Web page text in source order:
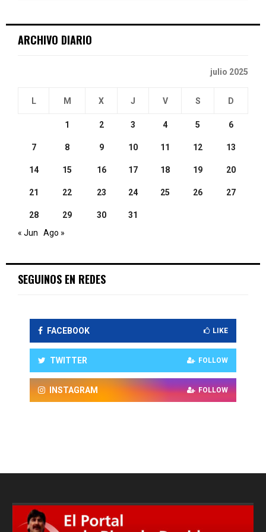
ARCHIVO DIARIO
julio 2025
L M X J V S D
1 2 3 4 5 6
7 8 9 10 11 12 13
14 15 16 17 18 19 20
21 22 23 24 25 26 27
28 29 30
31
« Jun
Ago »
SEGUINOS EN REDES
FACEBOOK LIKE
TWITTER FOLLOW
INSTAGRAM FOLLOW